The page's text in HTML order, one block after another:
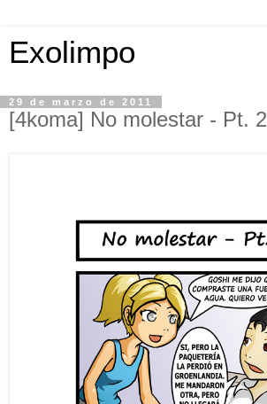
Exolimpo
29 de marzo de 2011
[4koma] No molestar - Pt. 2